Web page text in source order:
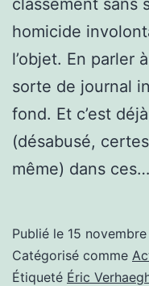
homicide
l’objet. En parler
sorte de journal
fond. Et c’est
(désabusé,
même) dans ces…
Publié le 15
Catégorisé comme
Étiqueté Éric